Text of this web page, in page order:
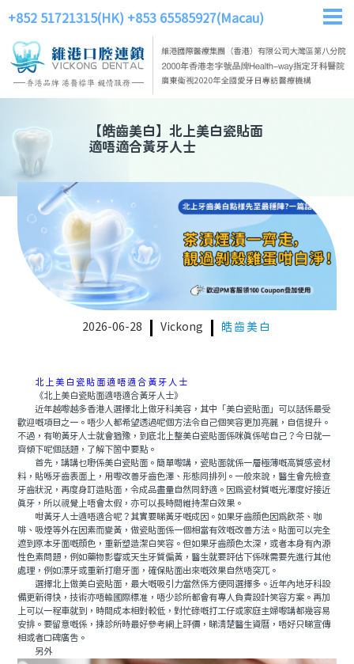
+852 51721315(HK) +853 65585927(Macau)
【皓齒美白】 北上美白瓷貼面
適唔適合黃牙人士
2026-06-28 Vickong 皓齒美白
北上美白瓷貼面適唔適合黃牙人士
《北上美白瓷貼面適唔適合黃牙人士》
近年越嚟越多香港人選擇北上做牙科美容，其中「美白瓷貼面」可以話係最受
歡迎嘅項目之一。唔少人都希望透過呢個方法令自己個笑容更加亮麗，自信提升。
不過，有啲黃牙人士就會猶豫，到底北上整美白瓷貼面係咪真係啱自己？今日就一
齊傾下呢個話題，了解下箇中要點。
首先，講講乜嘢係美白瓷貼面。簡單嚟講，瓷貼面就係一層極薄嘅高質感瓷材
料，貼喺牙齒表面上，用嚟改善牙齒色澤、形態同排列。一般來說，醫生會先檢查
牙齒狀況，再度身訂造貼面，令成品盡量自然同舒適。因爲瓷材質嘅光澤度好接近
真牙，所以視覺上唔會太假，亦可以長時間維持潔白效果。
咁黃牙人士適唔適合呢？其實要睇黃牙嘅成因。如果牙齒顔色因爲飲茶、咖
啡、吸煙等外在因素而變黃，做瓷貼面係一個相當有效嘅改善方法。貼面可以完全
遮到原本牙面嘅顔色，重新塑造潔白笑容。但如果牙齒顔色太深，或者本身有內源
性色素問題，例如藥物影響或天生牙質偏黃，醫生就要評估下係咪需要先進行其他
處理，例如漂牙或重新打磨牙面，確保貼面出來嘅效果自然唔突兀。
選擇北上做美白瓷貼面，最大嘅吸引力當然係方便同選擇多。近年內地牙科設
備更新得快，技術亦唔輸國際標准，唔少診所都會有專人負責設計笑容方案。再加
上可以一程車就到，時間成本相對較低，對忙碌嘅打工仔或家庭主婦嚟講都幾容易
安排。要留意嘅係，揀診所時最好參考網上評價，睇清楚醫生資曆，唔好只睇宣傳
相或者口碑廣告。
另外